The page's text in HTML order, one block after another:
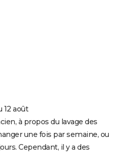
12 août
à propos du lavage des
une fois par semaine, ou
Cependant, il y a des